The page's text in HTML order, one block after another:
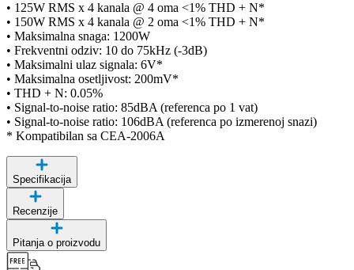
• 125W RMS x 4 kanala @ 4 oma <1% THD + N*
• 150W RMS x 4 kanala @ 2 oma <1% THD + N*
• Maksimalna snaga: 1200W
• Frekventni odziv: 10 do 75kHz (-3dB)
• Maksimalni ulaz signala: 6V*
• Maksimalna osetljivost: 200mV*
• THD + N: 0.05%
• Signal-to-noise ratio: 85dBA (referenca po 1 vat)
• Signal-to-noise ratio: 106dBA (referenca po izmerenoj snazi)
* Kompatibilan sa CEA-2006A
Specifikacija
Recenzije
Pitanja o proizvodu